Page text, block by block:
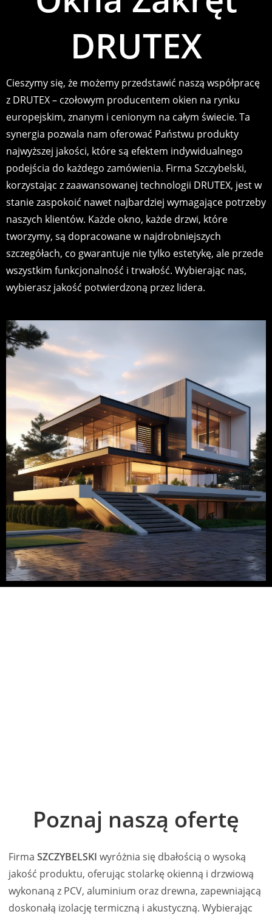
DRUTEX
Cieszymy się, że możemy przedstawić naszą współpracę
z DRUTEX – czołowym producentem okien na rynku
europejskim, znanym i cenionym na całym świecie. Ta
synergia pozwala nam oferować Państwu produkty
najwyższej jakości, które są efektem indywidualnego
podejścia do każdego zamówienia. Firma Szczybelski,
korzystając z zaawansowanej technologii DRUTEX, jest w
stanie zaspokoić nawet najbardziej wymagające potrzeby
naszych klientów. Każde okno, każde drzwi, które
tworzymy, są dopracowane w najdrobniejszych
szczegółach, co gwarantuje nie tylko estetykę, ale przede
wszystkim funkcjonalność i trwałość. Wybierając nas,
wybierasz jakość potwierdzoną przez lidera.
Poznaj naszą ofertę
Firma SZCZYBELSKI wyróżnia się dbałością o wysoką
jakość produktu, oferując stolarkę okienną i drzwiową
wykonaną z PCV, aluminium oraz drewna, zapewniającą
doskonałą izolację termiczną i akustyczną. Wybierając